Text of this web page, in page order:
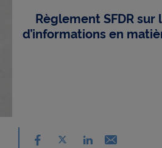
Règlement SFDR
d’informations en
Partager sur facebook
Partager sur X -
Partager sur